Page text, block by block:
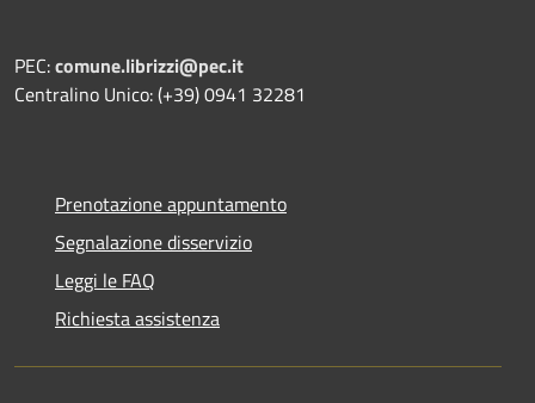
PEC:comune.librizzi@pec.it
Centralino Unico: (+39) 0941 32281
Prenotazione appuntamento
Segnalazione disservizio
Leggi le FAQ
Richiesta assistenza